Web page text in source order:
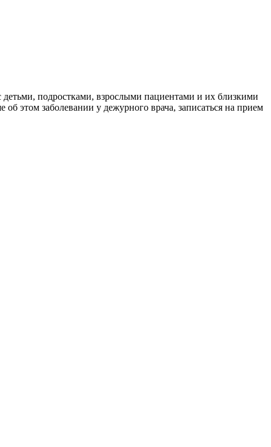
детьми, подростками, взрослыми пациентами и их близкими
этом заболевании у дежурного врача, записаться на прием